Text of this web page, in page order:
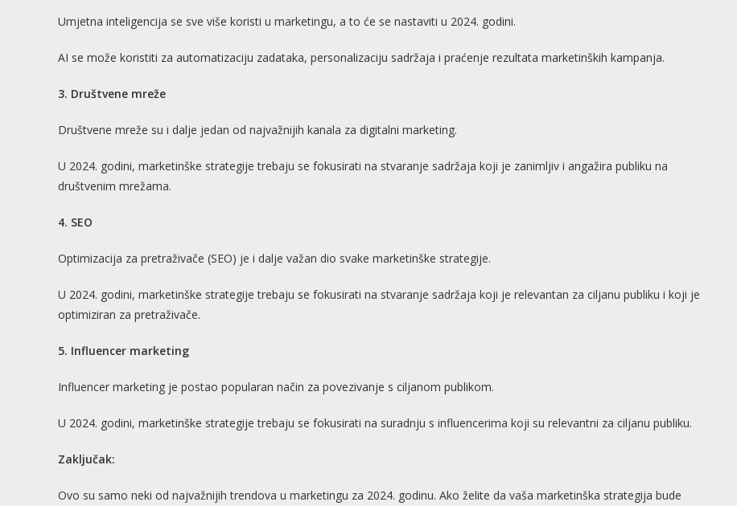
Umjetna inteligencija se sve više koristi u marketingu, a to će se nastaviti u 2024. godini.
AI se može koristiti za automatizaciju zadataka, personalizaciju sadržaja i praćenje rezultata marketinških kampanja.
3. Društvene mreže
Društvene mreže su i dalje jedan od najvažnijih kanala za digitalni marketing.
U 2024. godini, marketinške strategije trebaju se fokusirati na stvaranje sadržaja koji je zanimljiv i angažira publiku na
društvenim mrežama.
4. SEO
Optimizacija za pretraživače (SEO) je i dalje važan dio svake marketinške strategije.
U 2024. godini, marketinške strategije trebaju se fokusirati na stvaranje sadržaja koji je relevantan za ciljanu publiku i koji je
optimiziran za pretraživače.
5. Influencer marketing
Influencer marketing je postao popularan način za povezivanje s ciljanom publikom.
U 2024. godini, marketinške strategije trebaju se fokusirati na suradnju s influencerima koji su relevantni za ciljanu publiku.
Zaključak:
Ovo su samo neki od najvažnijih trendova u marketingu za 2024. godinu. Ako želite da vaša marketinška strategija bude